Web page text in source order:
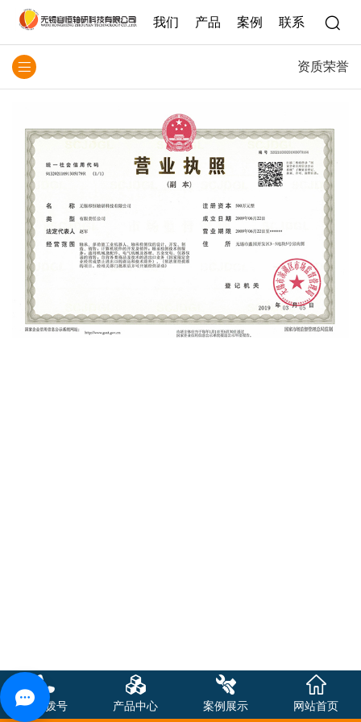
我们 产品 案例 联系
资质荣誉
一键拨号 产品中心 案例展示 网站首页